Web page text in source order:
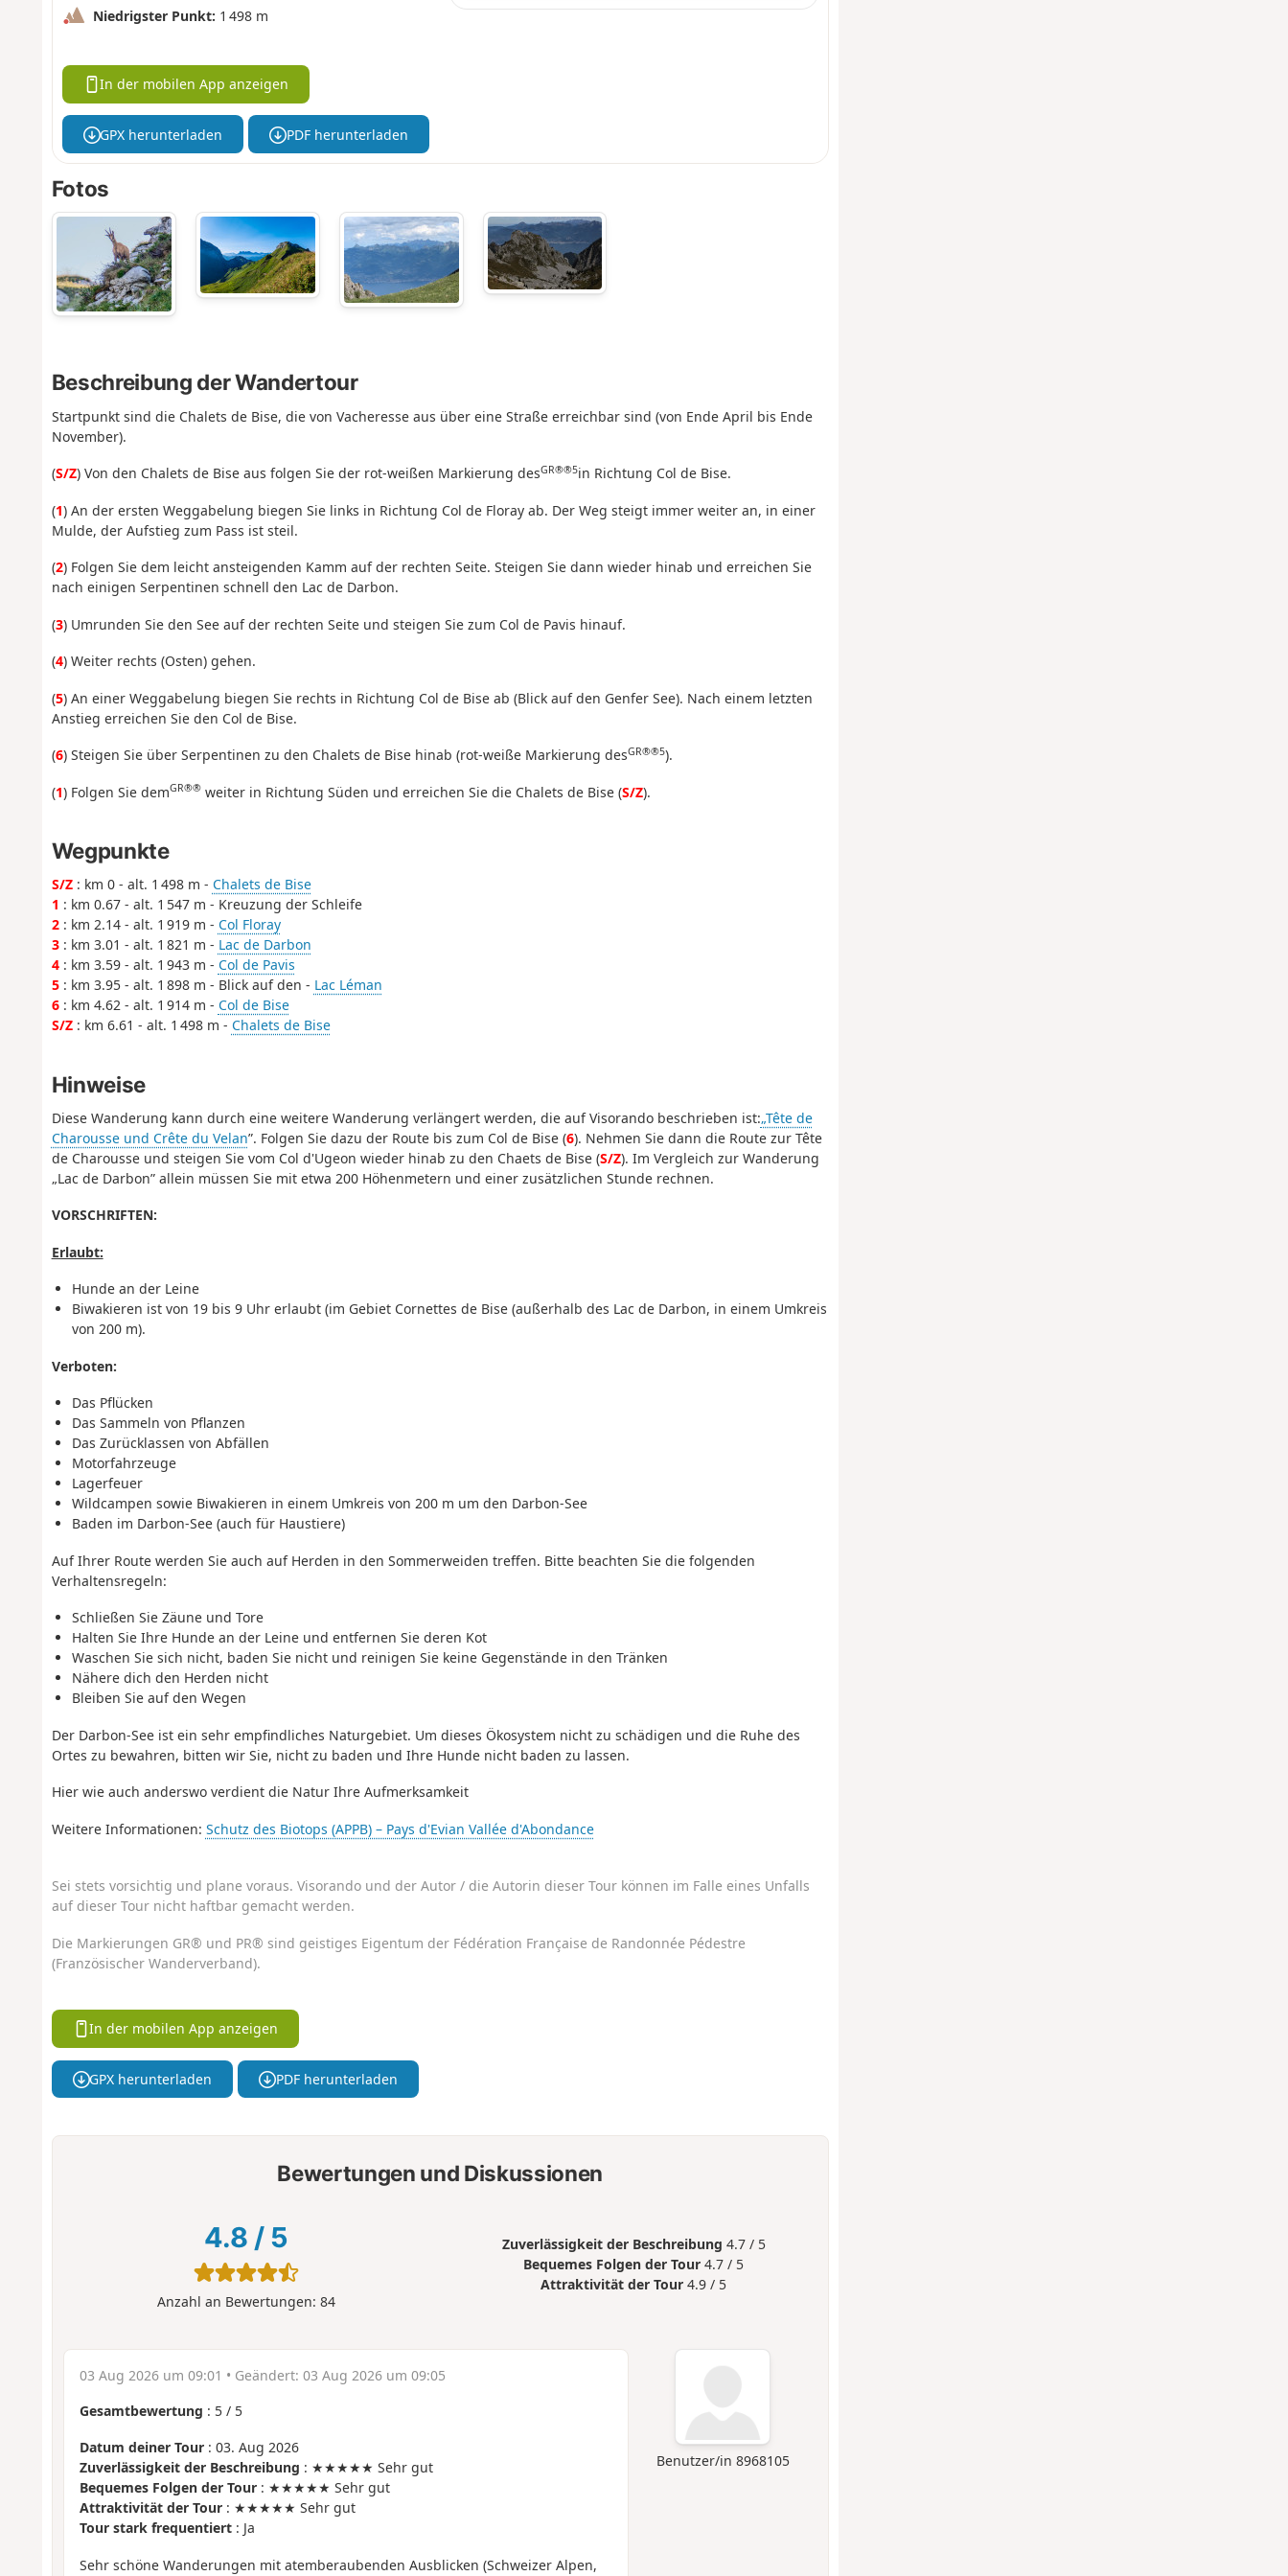
Niedrigster Punkt: 1 498 m
In der mobilen App anzeigen
GPX herunterladen PDF herunterladen
Fotos
Beschreibung der Wandertour
Startpunkt sind die Chalets de Bise, die von Vacheresse aus über eine Straße erreichbar sind (von Ende April bis Ende
November).
(S/Z) Von den Chalets de Bise aus folgen Sie der rot-weißen Markierung desGR®®5in Richtung Col de Bise.
(1) An der ersten Weggabelung biegen Sie links in Richtung Col de Floray ab. Der Weg steigt immer weiter an, in einer
Mulde, der Aufstieg zum Pass ist steil.
(2) Folgen Sie dem leicht ansteigenden Kamm auf der rechten Seite. Steigen Sie dann wieder hinab und erreichen Sie
nach einigen Serpentinen schnell den Lac de Darbon.
(3) Umrunden Sie den See auf der rechten Seite und steigen Sie zum Col de Pavis hinauf.
(4) Weiter rechts (Osten) gehen.
(5) An einer Weggabelung biegen Sie rechts in Richtung Col de Bise ab (Blick auf den Genfer See). Nach einem letzten
Anstieg erreichen Sie den Col de Bise.
(6) Steigen Sie über Serpentinen zu den Chalets de Bise hinab (rot-weiße Markierung desGR®®5).
(1) Folgen Sie demGR®®weiter in Richtung Süden und erreichen Sie die Chalets de Bise (S/Z).
Wegpunkte
S/Z: km 0 - alt. 1 498 m - Chalets de Bise
1 : km 0.67 - alt. 1 547 m - Kreuzung der Schleife
2: km 2.14 - alt. 1 919 m - Col Floray
3: km 3.01 - alt. 1 821 m - Lac de Darbon
4: km 3.59 - alt. 1 943 m - Col de Pavis
5: km 3.95 - alt. 1 898 m - Blick auf den - Lac Léman
6: km 4.62 - alt. 1 914 m - Col de Bise
S/Z: km 6.61 - alt. 1 498 m - Chalets de Bise
Hinweise
Diese Wanderung kann durch eine weitere Wanderung verlängert werden, die auf Visorando beschrieben ist:„Tête de
Charousse und Crête du Velan”. Folgen Sie dazu der Route bis zum Col de Bise (6). Nehmen Sie dann die Route zur Tête
de Charousse und steigen Sie vom Col d'Ugeon wieder hinab zu den Chaets de Bise (S/Z). Im Vergleich zur Wanderung
„Lac de Darbon” allein müssen Sie mit etwa 200 Höhenmetern und einer zusätzlichen Stunde rechnen.
VORSCHRIFTEN:
Erlaubt:
Hunde an der Leine
Biwakieren ist von 19 bis 9 Uhr erlaubt (im Gebiet Cornettes de Bise (außerhalb des Lac de Darbon, in einem Umkreis
von 200 m).
Verboten:
Das Pflücken
Das Sammeln von Pflanzen
Das Zurücklassen von Abfällen
Motorfahrzeuge
Lagerfeuer
Wildcampen sowie Biwakieren in einem Umkreis von 200 m um den Darbon-See
Baden im Darbon-See (auch für Haustiere)
Auf Ihrer Route werden Sie auch auf Herden in den Sommerweiden treffen. Bitte beachten Sie die folgenden
Verhaltensregeln:
Schließen Sie Zäune und Tore
Halten Sie Ihre Hunde an der Leine und entfernen Sie deren Kot
Waschen Sie sich nicht, baden Sie nicht und reinigen Sie keine Gegenstände in den Tränken
Nähere dich den Herden nicht
Bleiben Sie auf den Wegen
Der Darbon-See ist ein sehr empfindliches Naturgebiet. Um dieses Ökosystem nicht zu schädigen und die Ruhe des
Ortes zu bewahren, bitten wir Sie, nicht zu baden und Ihre Hunde nicht baden zu lassen.
Hier wie auch anderswo verdient die Natur Ihre Aufmerksamkeit
Weitere Informationen: Schutz des Biotops (APPB) – Pays d'Evian Vallée d'Abondance
Sei stets vorsichtig und plane voraus. Visorando und der Autor / die Autorin dieser Tour können im Falle eines Unfalls
auf dieser Tour nicht haftbar gemacht werden.
Die Markierungen GR® und PR® sind geistiges Eigentum der Fédération Française de Randonnée Pédestre
(Französischer Wanderverband).
In der mobilen App anzeigen
GPX herunterladen PDF herunterladen
Bewertungen und Diskussionen
4.8 / 5
Anzahl an Bewertungen: 84
Zuverlässigkeit der Beschreibung 4.7 / 5
Bequemes Folgen der Tour 4.7 / 5
Attraktivität der Tour 4.9 / 5
Benutzer/in 8968105
03 Aug 2026 um 09:01 • Geändert: 03 Aug 2026 um 09:05
Gesamtbewertung : 5/ 5
Datum deiner Tour: 03. Aug 2026
Zuverlässigkeit der Beschreibung : ★★★★★ Sehr gut
Bequemes Folgen der Tour: ★★★★★ Sehr gut
Attraktivität der Tour: ★★★★★ Sehr gut
Tour stark frequentiert: Ja
Sehr schöne Wanderungen mit atemberaubenden Ausblicken (Schweizer Alpen,